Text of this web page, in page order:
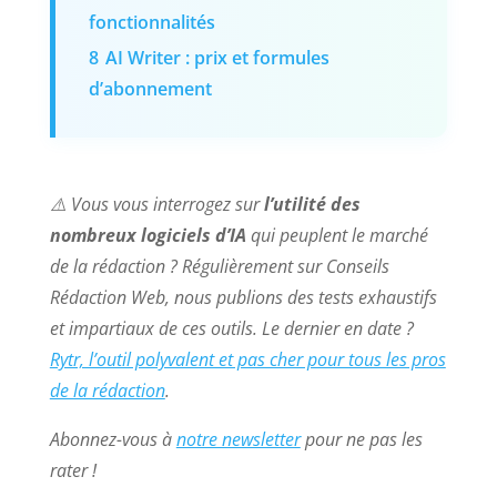
fonctionnalités
8 AI Writer : prix et formules
d’abonnement
⚠️ Vous vous interrogez surl’utilité des
nombreux logiciels d’IA qui peuplent le marché
de la rédaction ? Régulièrement sur Conseils
Rédaction Web, nous publions des tests exhaustifs
et impartiaux de ces outils. Le dernier en date ?
Rytr, l’outil polyvalent et pas cher pour tous les pros
de la rédaction.
Abonnez-vous ànotre newsletterpour ne pas les
rater !